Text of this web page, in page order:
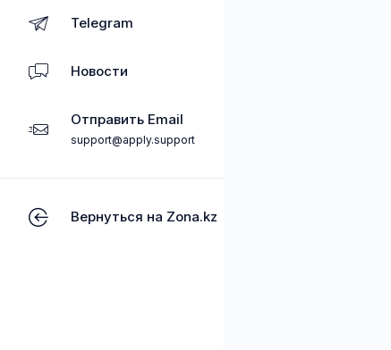
Telegram
Новости
Отправить Email
support@apply.support
Вернуться на Zona.kz